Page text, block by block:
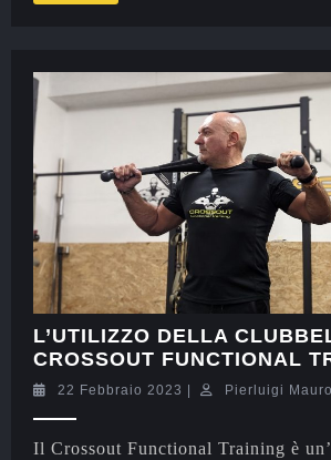
L’UTILIZZO DELLA
CROSSOUT FUNCTIONAL
22 Febbraio 2023 Pierluigi Mauro
Il Crossout Functional Training è